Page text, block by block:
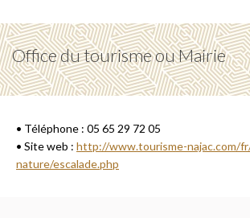
Office du tourisme ou Mairie
• Téléphone : 05 65 29 72 05
• Site web : http://www.tourisme-najac.com/
nature/escalade.php